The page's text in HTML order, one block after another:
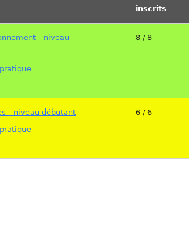
inscrits
- niveau
8 / 8
- niveau débutant
6 / 6